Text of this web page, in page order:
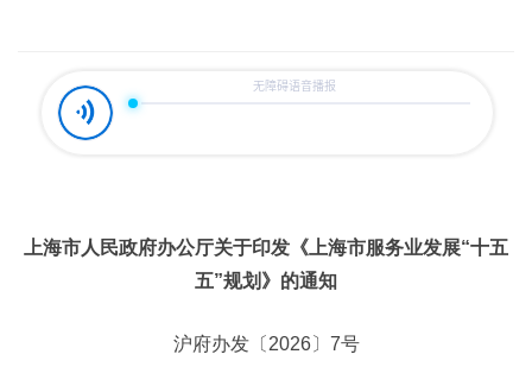
上海市人民政府办公厅关于印发《上海市服务业发展“十五
五”规划》的通知
沪府办发〔2026〕7号